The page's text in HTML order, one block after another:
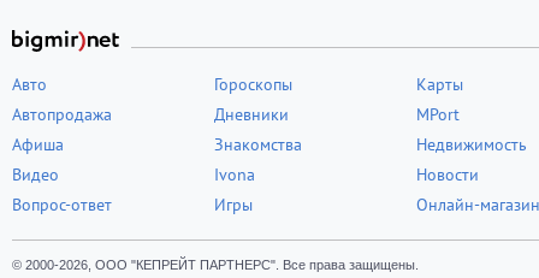
Авто
Автопродажа
Афиша
Видео
Вопрос-ответ
Гороскопы
Дневники
Знакомства
Ivona
Игры
Карты
MPort
Недвижимость
Новости
Онлайн-магазин
© 2000-2026, ООО "КЕПРЕЙТ ПАРТНЕРС". Все права защищены.